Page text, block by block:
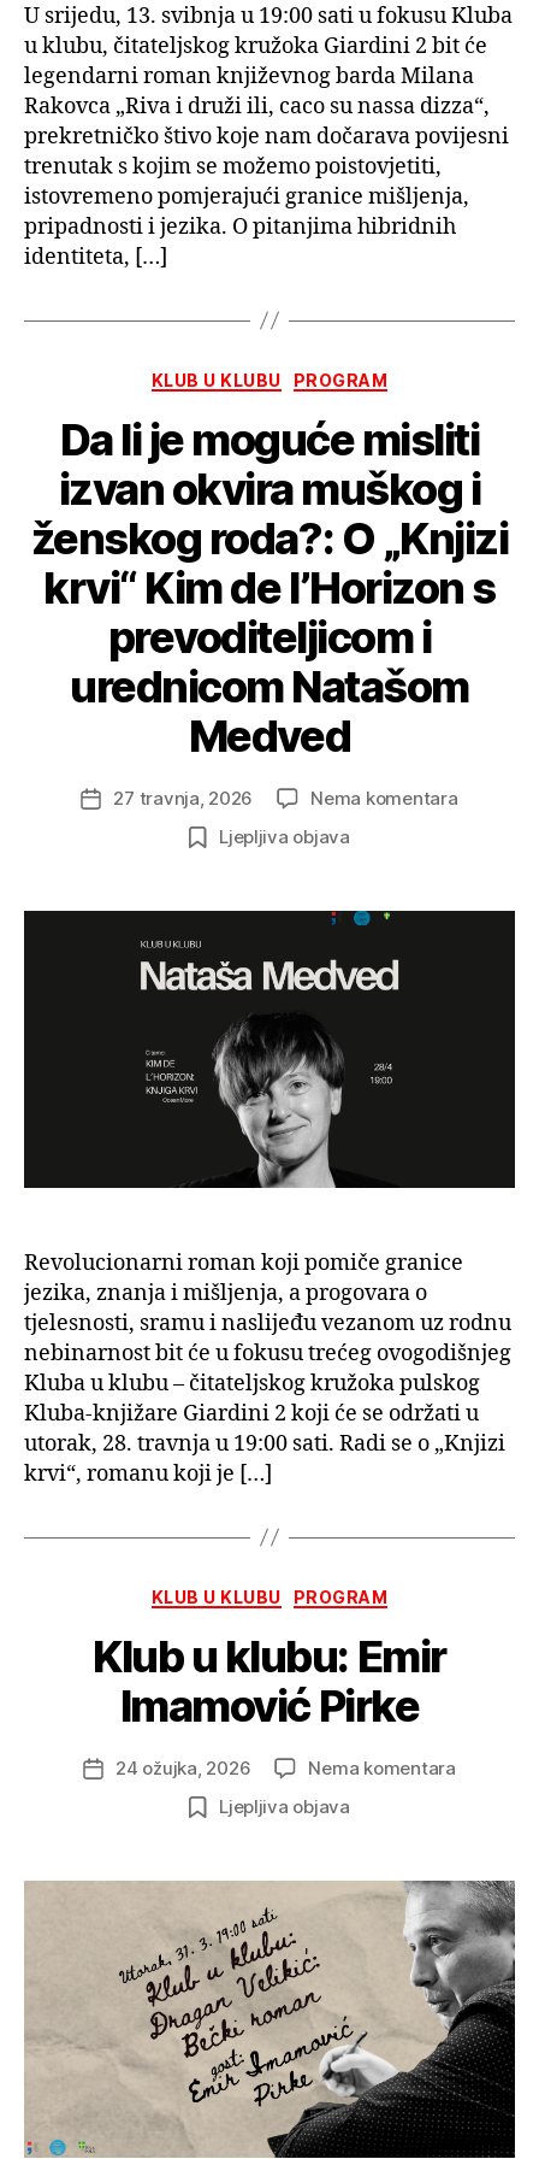
U srijedu, 13. svibnja u 19:00 sati u fokusu Kluba
u klubu, čitateljskog kružoka Giardini 2 bit će
legendarni roman književnog barda Milana
Rakovca „Riva i druži ili, caco su nassa dizza“,
prekretničko štivo koje nam dočarava povijesni
trenutak s kojim se možemo poistovjetiti,
istovremeno pomjerajući granice mišljenja,
pripadnosti i jezika. O pitanjima hibridnih
identiteta, […]
Kategorije
KLUB U KLUBU PROGRAM
Da li je moguće misliti
izvan okvira muškog i
ženskog roda?: O „Knjizi
krvi“ Kim de l’Horizon s
prevoditeljicom i
urednicom Natašom
Medved
Datum
27 travnja, 2026 Nema komentarana
Kim
s
i
Natašom
Medved
Ljepljiva objava
Revolucionarni roman koji pomiče granice
jezika, znanja i mišljenja, a progovara o
tjelesnosti, sramu i naslijeđu vezanom uz rodnu
nebinarnost bit će u fokusu trećeg ovogodišnjeg
Kluba u klubu – čitateljskog kružoka pulskog
Kluba-knjižare Giardini 2 koji će se održati u
utorak, 28. travnja u 19:00 sati. Radi se o „Knjizi
krvi“, romanu koji je […]
Kategorije
KLUB U KLUBU PROGRAM
Klub u klubu: Emir
Imamović Pirke
Datum
24 ožujka, 2026 Nema komentarana
Imamović
Pirke
Ljepljiva objava